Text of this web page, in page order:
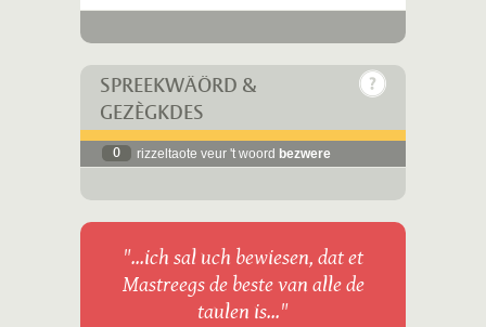
SPREEKWÄÖRD &
GEZÈGKDES
0 rizzeltaote veur 't woord bezwere
"...ich sal uch bewiesen, dat et
Mastreegs de beste van alle de
taulen is..."